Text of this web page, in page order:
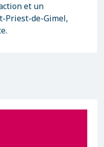
et un
Priest-de-Gimel,